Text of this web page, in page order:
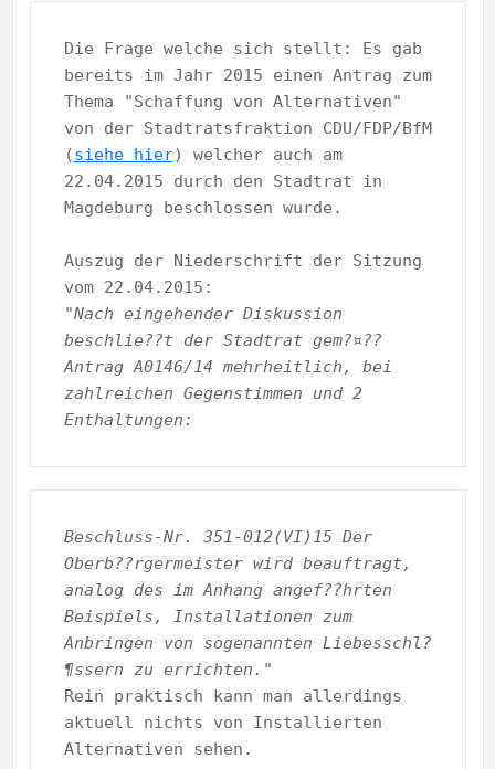
Die Frage welche sich stellt: Es gab
bereits im Jahr 2015 einen Antrag zum
Thema "Schaffung von Alternativen"
von der Stadtratsfraktion CDU/FDP/BfM
(siehe hier) welcher auch am
22.04.2015 durch den Stadtrat in
Magdeburg beschlossen wurde.
Auszug der Niederschrift der Sitzung
"Nach eingehender Diskussion
beschlie??t der Stadtrat gem?¤??
Antrag A0146/14 mehrheitlich, bei
zahlreichen Gegenstimmen und 2
Enthaltungen:
Beschluss-Nr. 351-012(VI)15 Der
Oberb??rgermeister wird beauftragt,
analog des im Anhang angef??hrten
Beispiels, Installationen zum
Anbringen von sogenannten Liebesschl?
¶ssern zu errichten."
Rein praktisch kann man allerdings
aktuell nichts von Installierten
Alternativen sehen.